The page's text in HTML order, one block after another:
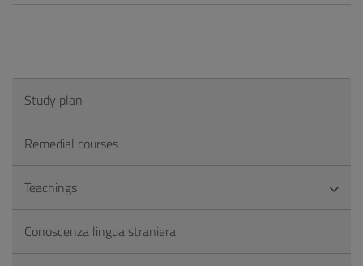
Study plan
Remedial courses
Teachings
Conoscenza lingua straniera